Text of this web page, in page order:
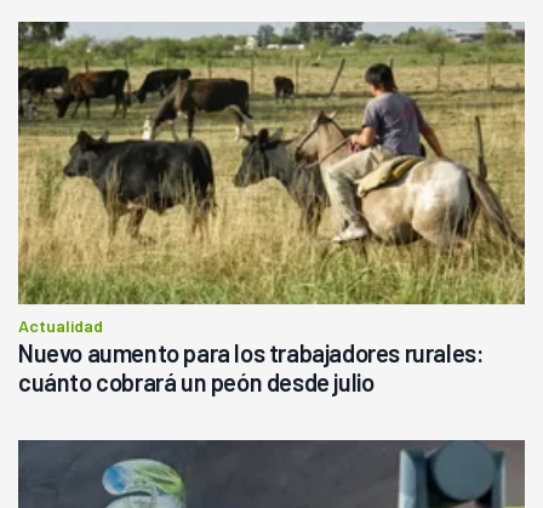
Actualidad
Nuevo aumento para los trabajadores rurales:
cuánto cobrará un peón desde julio